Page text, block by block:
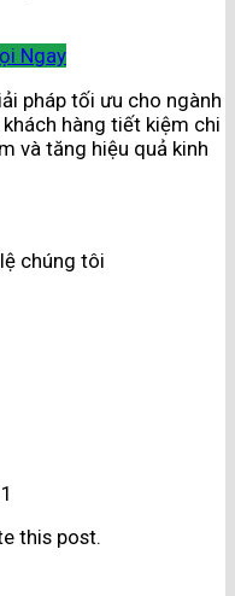
Ngay
pháp tối ưu cho ngành
hàng tiết kiệm chi
và tăng hiệu quả kinh
chúng tôi
1
this post.